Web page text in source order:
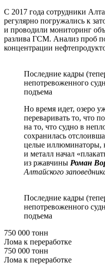
С 2017 года сотрудники
регулярно погружались к
и проводили мониторинг
разлива ГСМ. Анализ проб
концентрации
Последние кадры
непотревоженного
подъема
Но время идет, озеро
переваривать то, что
на то, что судно в
сохранилась
целые иллюминаторы,
и металл начал
из ржавчины Роман
Алтайского
Последние кадры
непотревоженного
подъема
750 000 тонн
Лома к переработке
750 000 тонн
Лома к переработке